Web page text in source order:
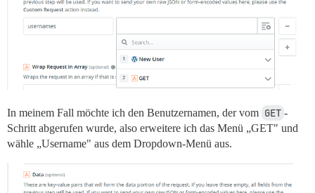
In meinem Fall möchte ich den Benutzernamen, der vom GET -
Schritt abgerufen wurde, also erweitere ich das Menü „GET" und
wähle „Username" aus dem Dropdown-Menü aus.